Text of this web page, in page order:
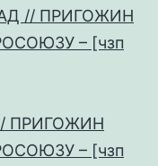
// ПРИГОЖИН
– [чзп
ПРИГОЖИН
– [чзп